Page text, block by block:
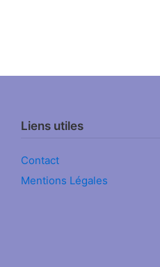
Liens utiles
Contact
Mentions Légales